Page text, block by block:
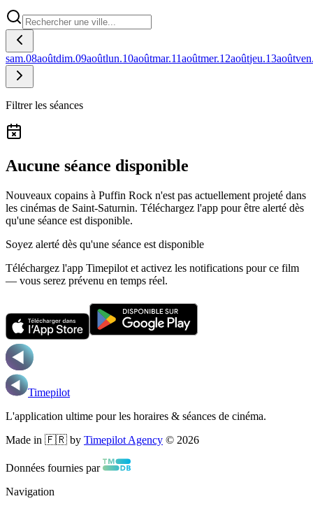
sam.08aoûtdim.09aoûtlun.10aoûtmar.11aoûtmer.12aoûtjeu.13août
Filtrer les séances
Aucune séance disponible
Nouveaux copains à Puffin Rock n'est pas actuellement projeté dans
les cinémas de Saint-Saturnin. Téléchargez l'app pour être alerté dès
qu'une séance est disponible.
Soyez alerté dès qu'une séance est disponible
Téléchargez l'app Timepilot et activez les notifications pour ce film
— vous serez prévenu en temps réel.
Timepilot
L'application ultime pour les horaires & séances de cinéma.
Made in 🇫🇷 by Timepilot Agency © 2026
Données fournies par
Navigation